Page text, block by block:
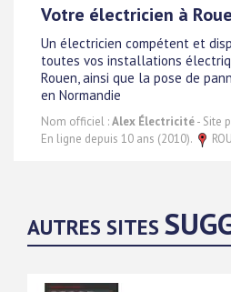
Votre électricien à
Un électricien compétent et
toutes vos installations
Rouen, ainsi que la pose de
en Normandie
Nom officiel :Alex Électricité- Site
En ligne depuis 10 ans (2010).
AUTRES SITES